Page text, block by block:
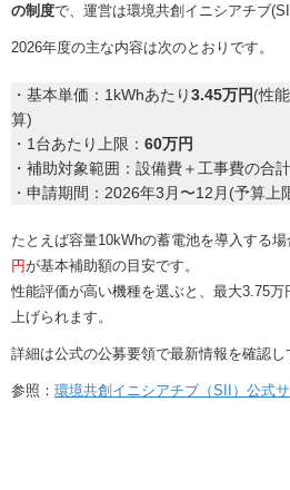
の制度で、運営は環境共創イニシアチブ
2026年度の主な内容は次のとおりです。
・基本単価：1kWhあたり3.45万円(性
算)
・1台あたり上限： 60万円
・補助対象範囲：設備費＋工事費の合
・申請期間：2026年3月〜12月(予算上
たとえば容量10kWhの蓄電池を導入する場
円が基本補助額の目安です。
性能評価が高い機種を選ぶと、最大3.75万
上げられます。
詳細は公式の公募要領で最新情報を確認し
参照： 環境共創イニシアチブ（SII）公式サ